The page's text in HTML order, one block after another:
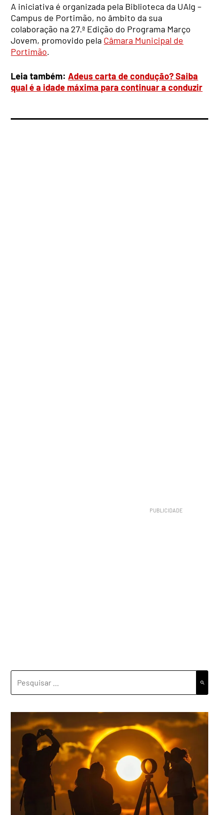
A iniciativa é organizada pela Biblioteca da UAlg –
Campus de Portimão, no âmbito da sua
colaboração na 27.ª Edição do Programa Março
Jovem, promovido pela Câmara Municipal de
Portimão.
Leia também:Adeus carta de condução? Saiba
qual é a idade máxima para continuar a conduzir